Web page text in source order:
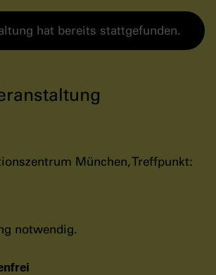
hat bereits stattgefunden.
München, Treffpunkt:
notwendig.